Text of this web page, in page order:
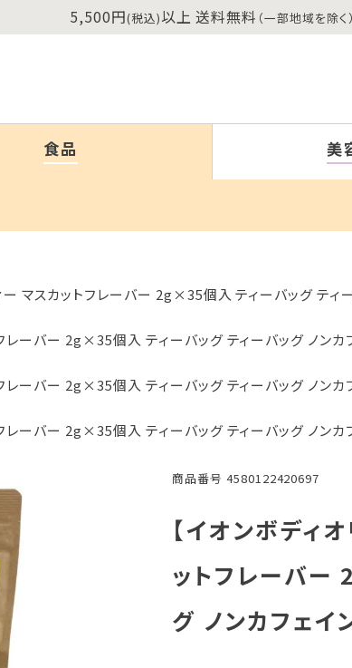
5,500円(税込)以上 送料無料 （一部地域を除く）
食品 美
ー マスカットフレーバー 2g×35個入 ティーバッグ テ
レーバー 2g×35個入 ティーバッグ ティーバッグ ノン
レーバー 2g×35個入 ティーバッグ ティーバッグ ノン
レーバー 2g×35個入 ティーバッグ ティーバッグ ノン
商品番号 4580122420697
【イオンボディ
ットフレーバー
グ ノンカフェ